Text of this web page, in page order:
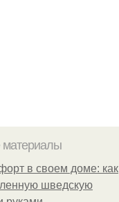
в своем доме: как
шведскую